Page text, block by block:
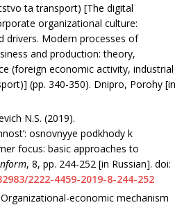
ta transport) [The digital
organizational culture:
drivers. Modern processes of
and production: theory,
(foreign economic activity, industrial
(рр. 340-350). Dnipro, Porohy [in
N.S. (2019).
osnovnyye podkhody k
focus: basic approaches to
, 8, рр. 244-252 [in Russian]. doi:
2222-4459-2019-8-244-252
economic mechanism